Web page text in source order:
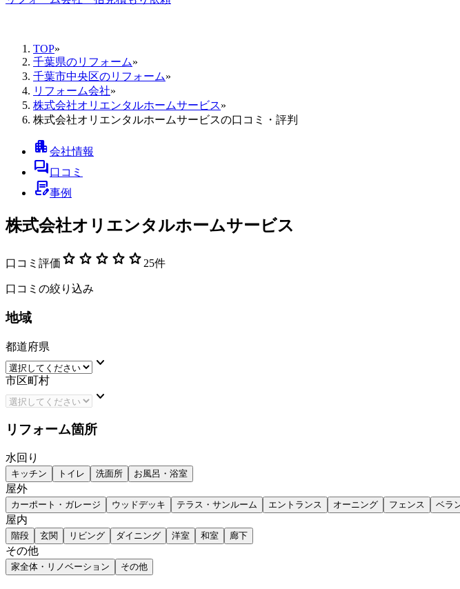
TOP»
千葉県のリフォーム»
千葉市中央区のリフォーム»
リフォーム会社»
株式会社オリエンタルホームサービス»
株式会社オリエンタルホームサービスの口コミ・評判
apartment会社情報
forum口コミ
contract_edit事例
株式会社オリエンタルホームサービス
口コミ評価 star star star star star 25件
口コミの絞り込み
地域
都道府県
keyboard_arrow_down
市区町村
keyboard_arrow_down
リフォーム箇所
水回り
キッチン トイレ 洗面所 お風呂・浴室
屋外
カーポート・ガレージ ウッドデッキ テラス・サンルーム エントランス オーニング フェンス ベラ
屋内
階段 玄関 リビング ダイニング 洋室 和室 廊下
その他
家全体・リノベーション その他